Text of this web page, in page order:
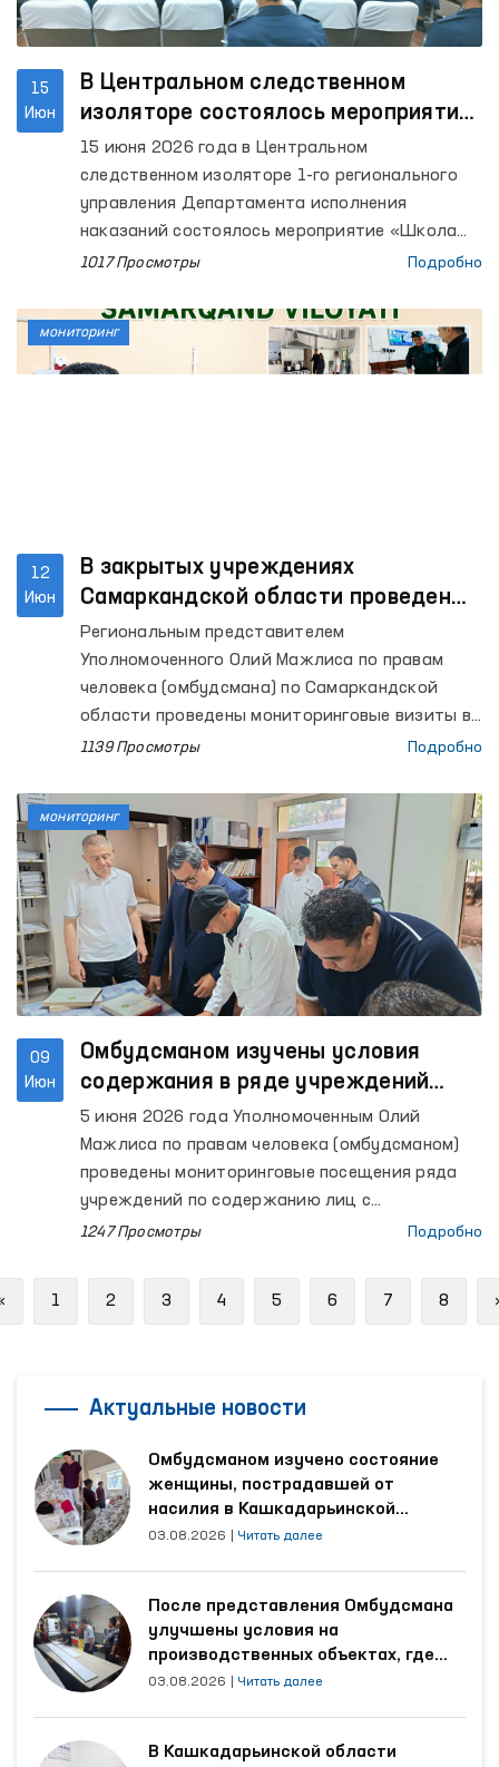
15
Июн
В Центральном следственном
изоляторе состоялось мероприятие
«Школа Омбудсмана»
15 июня 2026 года в Центральном
следственном изоляторе 1-го регионального
управления Департамента исполнения
наказаний состоялось мероприятие «Школа
Омбудсмана», направленное на продвижение
пыток».
1017 Просмотры Подробно
12
Июн
В закрытых учреждениях
Самаркандской области проведены
очередные мониторинговые визиты
Региональным представителем
Уполномоченного Олий Мажлиса по правам
человека (омбудсмана) по Самаркандской
области проведены мониторинговые визиты в
Центр реабилитации лиц без определённого
области, Самаркандский областной центр
социальной поддержки, изоляторы
временного содержания (ИВС) органов
внутренних дел Пастдаргомского района, а
также городов Самарканда и Каттакургана,
Нурабадский и Каттакурганский межрайонные
пункты оказания медицинской помощи лицам,
находящимся в состоянии опьянения
филиал Республиканского
специализированного научно-практического
медицинского центра психического здоровья
по психиатрической службе, расположенный в
дома-интернаты «Мурувват» для лиц с
районе.
1139 Просмотры Подробно
мониторинг
09
Июн
Омбудсманом изучены условия
содержания в ряде учреждений
Ферганской области
5 июня 2026 года Уполномоченным Олий
Мажлиса по правам человека (омбудсманом)
проведены мониторинговые посещения ряда
учреждений по содержанию лиц с
ограниченной свободой передвижения в
1247 Просмотры Подробно
мониторинг
Previous
1 2 3 4 5 6 7 8
Актуальные новости
Омбудсманом изучено состояние
женщины, пострадавшей от
насилия в Кашкадарьинской
области
03.08.2026 Читать далее
После представления Омбудсмана
улучшены условия на
производственных объектах, где
трудятся осуждённые
03.08.2026 Читать далее
В Кашкадарьинской области